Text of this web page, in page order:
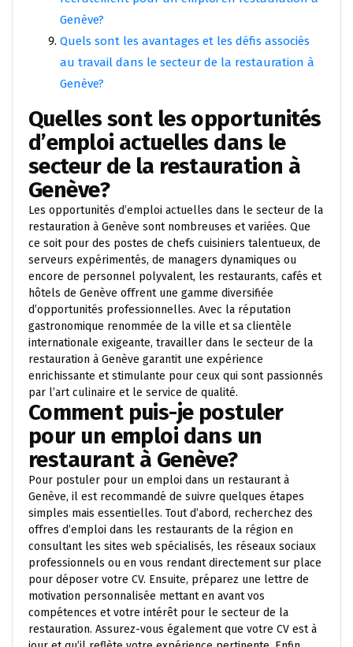
Genève?
Quels sont les avantages et les défis associés
au travail dans le secteur de la restauration à
Genève?
Quelles sont les opportunités
d’emploi actuelles dans le
secteur de la restauration à
Genève?
Les opportunités d’emploi actuelles dans le secteur de la
restauration à Genève sont nombreuses et variées. Que
ce soit pour des postes de chefs cuisiniers talentueux, de
serveurs expérimentés, de managers dynamiques ou
encore de personnel polyvalent, les restaurants, cafés et
hôtels de Genève offrent une gamme diversifiée
d’opportunités professionnelles. Avec la réputation
gastronomique renommée de la ville et sa clientèle
internationale exigeante, travailler dans le secteur de la
restauration à Genève garantit une expérience
enrichissante et stimulante pour ceux qui sont passionnés
par l’art culinaire et le service de qualité.
Comment puis-je postuler
pour un emploi dans un
restaurant à Genève?
Pour postuler pour un emploi dans un restaurant à
Genève, il est recommandé de suivre quelques étapes
simples mais essentielles. Tout d’abord, recherchez des
offres d’emploi dans les restaurants de la région en
consultant les sites web spécialisés, les réseaux sociaux
professionnels ou en vous rendant directement sur place
pour déposer votre CV. Ensuite, préparez une lettre de
motivation personnalisée mettant en avant vos
compétences et votre intérêt pour le secteur de la
restauration. Assurez-vous également que votre CV est à